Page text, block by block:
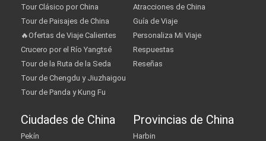
Tour Clásico por China
Tour de Paisajes de China
🔥Ofertas de Viaje Calientes
Crucero por el Río Yangtsé
Tour de la Ruta de la Seda
Tour de Chengdu y Jiuzhaigou
Tour de Panda y Kung Fu
Atracciones de China
Guía de Viaje
Personaliza Mi Viaje
Respuestas
Reseñas
Ciudades de China
Pekín
Provincias de China
Harbin